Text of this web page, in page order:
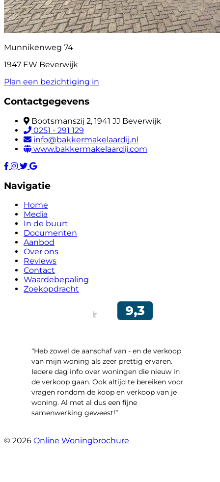
Munnikenweg 74
1947 EW Beverwijk
Plan een bezichtiging in
Contactgegevens
Bootsmanszij 2, 1941 JJ Beverwijk
0251 - 291 129
info@bakkermakelaardij.nl
www.bakkermakelaardij.com
Navigatie
Home
Media
In de buurt
Documenten
Aanbod
Over ons
Reviews
Contact
Waardebepaling
Zoekopdracht
“Heb zowel de aanschaf van - en de verkoop
van mijn woning als zeer prettig ervaren.
Iedere dag info over woningen die nieuw in
de verkoop gaan. Ook altijd te bereiken voor
vragen rondom de koop en verkoop van je
woning. Al met al dus een fijne
samenwerking geweest!”
© 2026 Online Woningbrochure